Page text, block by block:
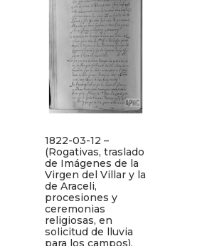
1822-03-12 –
(Rogativas, traslado
de Imágenes de la
Virgen del Villar y la
de Araceli,
procesiones y
ceremonias
religiosas, en
solicitud de lluvia
para los campos).